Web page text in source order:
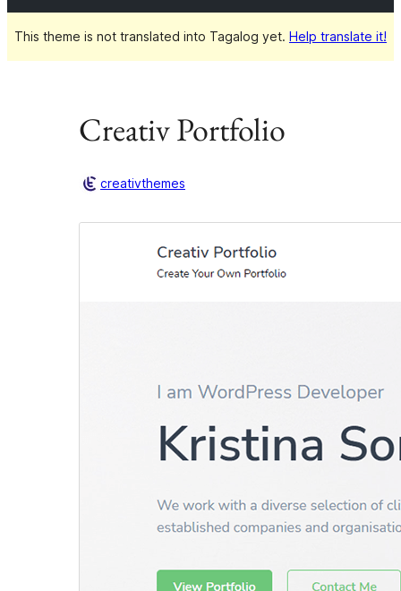
This theme is not translated into Tagalog yet. Help translate it!
Creativ Portfolio
creativthemes